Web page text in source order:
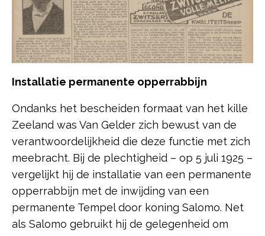
Installatie permanente opperrabbijn
Ondanks het bescheiden formaat van het kille
Zeeland was Van Gelder zich bewust van de
verantwoordelijkheid die deze functie met zich
meebracht. Bij de plechtigheid – op 5 juli 1925 –
vergelijkt hij de installatie van een permanente
opperrabbijn met de inwijding van een
permanente Tempel door koning Salomo. Net
als Salomo gebruikt hij de gelegenheid om